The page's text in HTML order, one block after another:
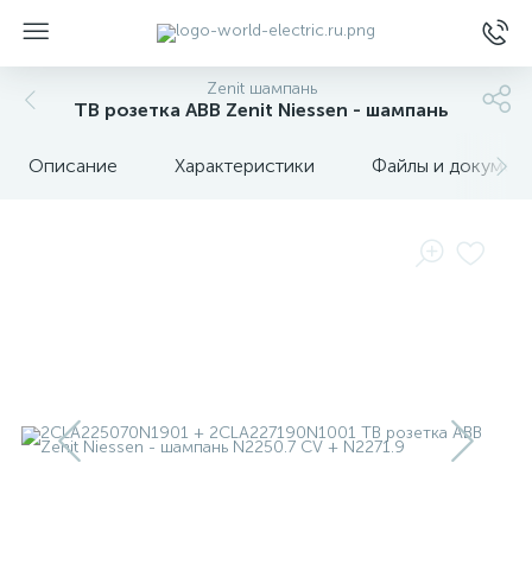
Zenit шампань
ТВ розетка ABB Zenit Niessen - шампань
Описание Характеристики Файлы и